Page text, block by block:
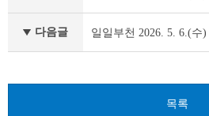
부
다음글 일일부천 2026. 5. 6.(수)
목록